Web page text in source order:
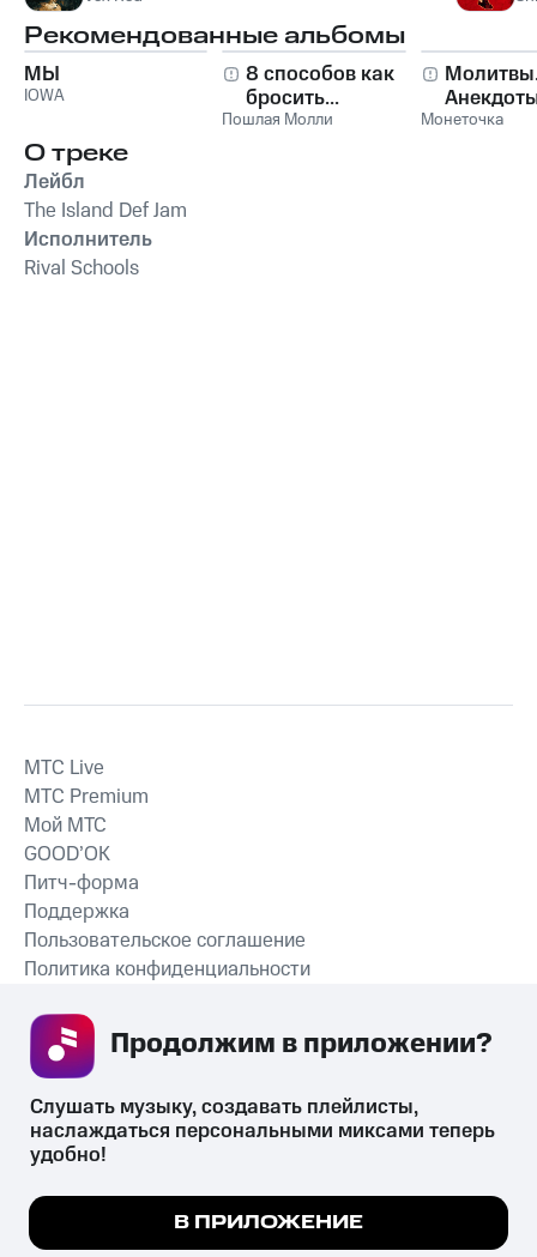
Рекомендованные альбомы
МЫ
IOWA
8 способов как
бросить...
Пошлая Молли Монеточка
О треке
Лейбл
The Island Def Jam
Исполнитель
Rival Schools
СКАЧАТЬ ПРИЛОЖЕНИЕ
MTС Live
MTС Premium
Мой МТС
GOOD’OK
Питч-форма
Поддержка
Пользовательское соглашение
Политика конфиденциальности
психотропных веществ, их аналогов причиняет вред здоровью,
их незаконный оборот запрещён и влечёт установленную
законодательством ответственность.
Мы используем куки, чтобы на сайте все
Подробнее
Слушать музыку, создавать плейлисты,
наслаждаться персональными миксами теперь
удобно!
В ПРИЛОЖЕНИЕ